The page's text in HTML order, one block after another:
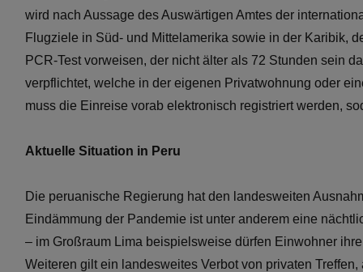
wird nach Aussage des Auswärtigen Amtes der
Flugziele in Süd- und Mittelamerika sowie in der Karibik,
PCR-Test vorweisen, der nicht älter als 72 Stunden sein
verpflichtet, welche in der eigenen Privatwohnung oder
muss die Einreise vorab elektronisch registriert werden,
Aktuelle Situation in Peru
Die peruanische Regierung hat den landesweiten
Eindämmung der Pandemie ist unter anderem eine
– im Großraum Lima beispielsweise dürfen Einwohner
Weiteren gilt ein landesweites Verbot von privaten